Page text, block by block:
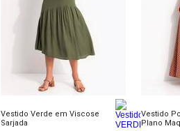
Vestido Verde em Viscose
Sarjada
Vestido
Plano